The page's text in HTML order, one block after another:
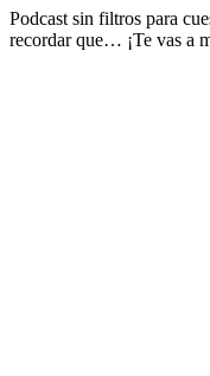
Podcast sin filtros para
recordar que… ¡Te vas a